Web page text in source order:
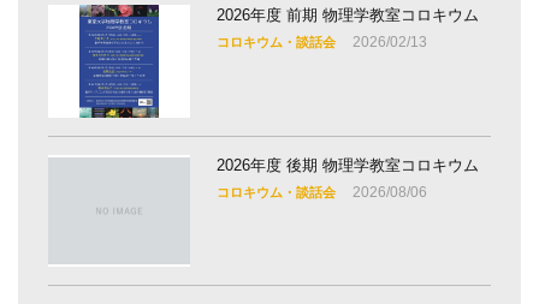
2026年度 前期 物理学教室コロキウム
コロキウム・談話会 2026/02/13
2026年度 後期 物理学教室コロキウム
コロキウム・談話会 2026/08/06